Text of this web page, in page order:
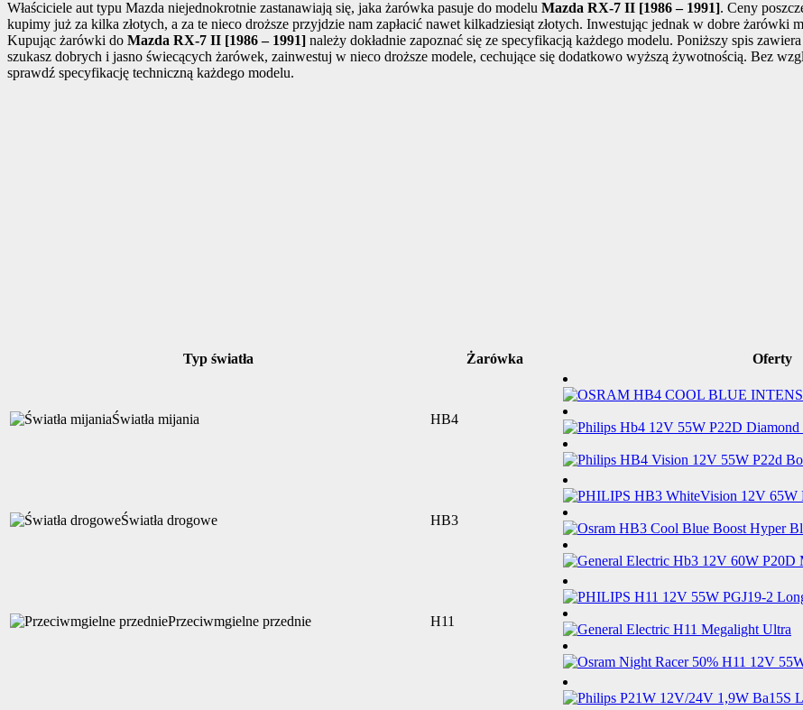
Właściciele aut typu Mazda niejednokrotnie zastanawiają się, jaka żarówka pasuje do modelu Mazda RX-7 II [1986 – 1991]. Ceny
kupimy już za kilka złotych, a za te nieco droższe przyjdzie nam zapłacić nawet kilkadziesiąt złotych. Inwestując jednak w dobre żarówki
Kupując żarówki do Mazda RX-7 II [1986 – 1991] należy dokładnie zapoznać się ze specyfikacją każdego modelu. Poniższy spis
szukasz dobrych i jasno świecących żarówek, zainwestuj w nieco droższe modele, cechujące się dodatkowo wyższą żywotnością. Bez
sprawdź specyfikację techniczną każdego modelu.
Typ światła Żarówka Oferty
Światła mijania HB4
Światła drogowe HB3
Przeciwmgielne przednie H11